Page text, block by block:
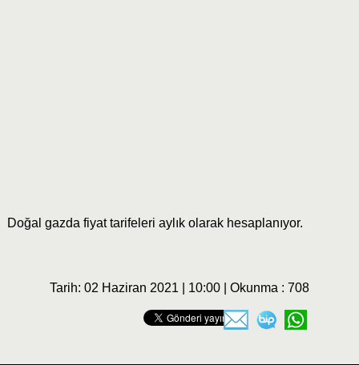
Doğal gazda fiyat tarifeleri aylık olarak hesaplanıyor.
Tarih: 02 Haziran 2021 | 10:00 | Okunma : 708